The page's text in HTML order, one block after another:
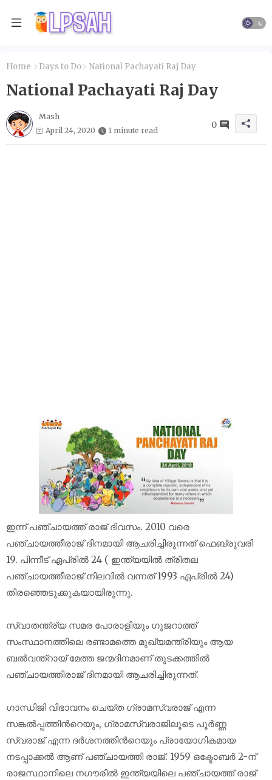
Home Days to Do National Pachayati Raj Day
National Pachayati Raj Day
Mash
April 24, 2020
1 minute read
0
ഇന്ന് പഞ്ചായത്ത് രാജ് ദിവസം. 2010 വരെ
പഞ്ചായത്തീരാജ് ദിനമായി ആചരിച്ചിരുന്നത് ഫെബ്രുവരി
19. പിന്നീട് ഏപ്രിൽ 24 ( ഇന്ത്യയിൽ ത്രിതല
പഞ്ചായത്തീരാജ് നിലവിൽ വന്നത് 1993 ഏപ്രിൽ 24)
തിരഞ്ഞെടുക്കുകയായിരുന്നു.
സ്വാതന്ത്ര്യ സമര പോരാളിയും ഗുജറാത്ത്
സംസ്ഥാനത്തിലെ രണ്ടാമത്തെ മുഖ്യമന്ത്രിയും ആയ
ബല്‍വന്ത്റായ് മേത്ത ജന്മദിനമാണ് തുടക്കത്തില്‍
പഞ്ചായത്തിരാജ് ദിനമായി ആചരിച്ചിരുന്നത്.
ഗാന്ധിജി വിഭാവനം ചെയ്ത ഗ്രാമസ്വരാജ് എന്ന
സങ്കൽപ്പത്തിൻറെയും, ഗ്രാമസ്വരാജിലൂടെ പൂർണ്ണ
സ്വരാജ് എന്ന ദർശനത്തിൻറെയും പ്രായോഗികമായ
നടപ്പാക്കൽ ആണ് പഞ്ചായത്തി രാജ്. 1959 ഒക്ടോബർ 2-ന്
രാജസ്ഥാനിലെ നഗൗരിൽ ഇന്ത്യയിലെ പഞ്ചായത്ത് രാജ്